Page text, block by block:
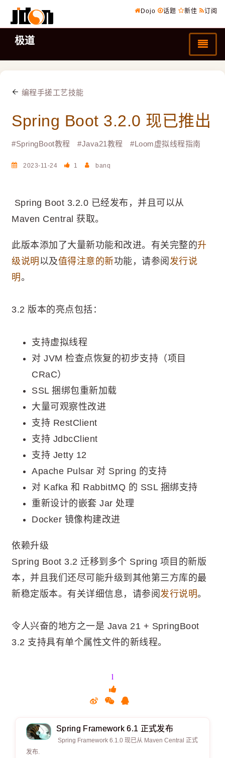
Dojo 话题 新佳 订阅
极道
编程手搓工艺技能
Spring Boot 3.2.0 现已推出
#SpringBoot教程 #Java21教程 #Loom虚拟线程指南
2023-11-24 1 banq
Spring Boot 3.2.0 已经发布，并且可以从
Maven Central 获取。
此版本添加了大量新功能和改进。有关完整的升
级说明 以及值得注意的新功能，请参阅 发行说
明。
3.2 版本的亮点包括：
支持虚拟线程
对 JVM 检查点恢复的初步支持（项目
CRaC）
SSL 捆绑包重新加载
大量可观察性改进
支持 RestClient
支持 JdbcClient
支持 Jetty 12
Apache Pulsar 对 Spring 的支持
对 Kafka 和 RabbitMQ 的 SSL 捆绑支持
重新设计的嵌套 Jar 处理
Docker 镜像构建改进
依赖升级
Spring Boot 3.2 迁移到多个 Spring 项目的新版
本，并且我们还尽可能升级到其他第三方库的最
新稳定版本。有关详细信息，请参阅 发行说明。
令人兴奋的地方之一是 Java 21 + SpringBoot
3.2 支持具有单个属性文件的新线程。
1
Spring Framework 6.1 正式发布
Spring Framework 6.1.0 现已从 Maven Central 正式
发布.